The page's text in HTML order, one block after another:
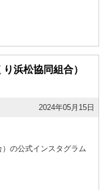
浜松協同組合）
2024年05月15日
の公式インスタグラム